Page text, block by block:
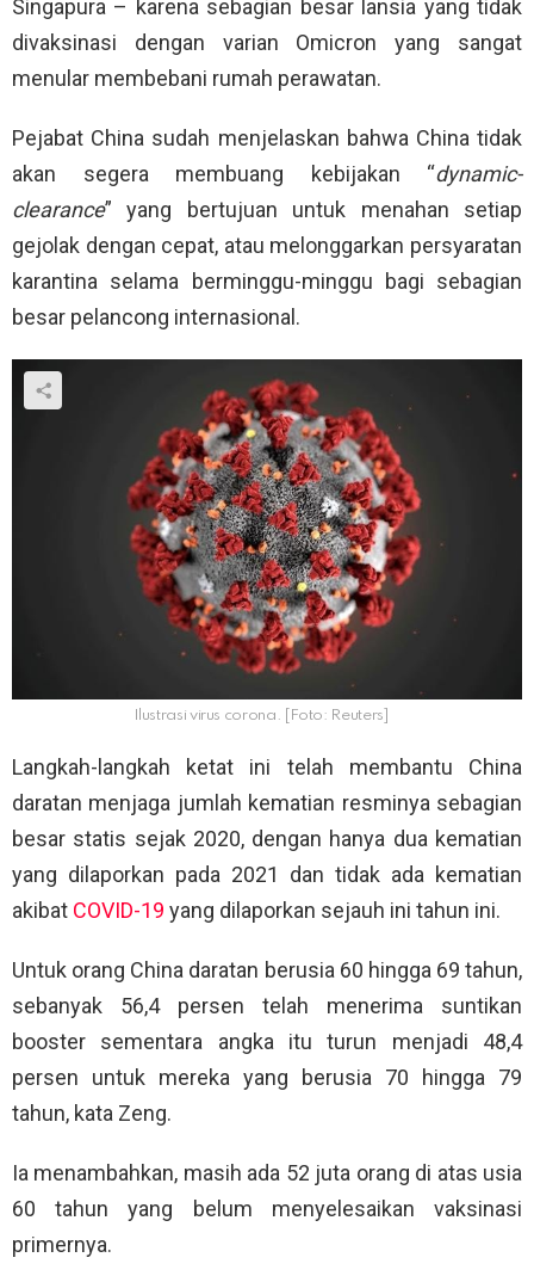
Singapura – karena sebagian besar lansia yang tidak
divaksinasi dengan varian Omicron yang sangat
menular membebani rumah perawatan.
Pejabat China sudah menjelaskan bahwa China tidak
akan segera membuang kebijakan “dynamic-
clearance” yang bertujuan untuk menahan setiap
gejolak dengan cepat, atau melonggarkan persyaratan
karantina selama berminggu-minggu bagi sebagian
besar pelancong internasional.
Ilustrasi virus corona. [Foto: Reuters]
Langkah-langkah ketat ini telah membantu China
daratan menjaga jumlah kematian resminya sebagian
besar statis sejak 2020, dengan hanya dua kematian
yang dilaporkan pada 2021 dan tidak ada kematian
akibat COVID-19 yang dilaporkan sejauh ini tahun ini.
Untuk orang China daratan berusia 60 hingga 69 tahun,
sebanyak 56,4 persen telah menerima suntikan
booster sementara angka itu turun menjadi 48,4
persen untuk mereka yang berusia 70 hingga 79
tahun, kata Zeng.
Ia menambahkan, masih ada 52 juta orang di atas usia
60 tahun yang belum menyelesaikan vaksinasi
primernya.